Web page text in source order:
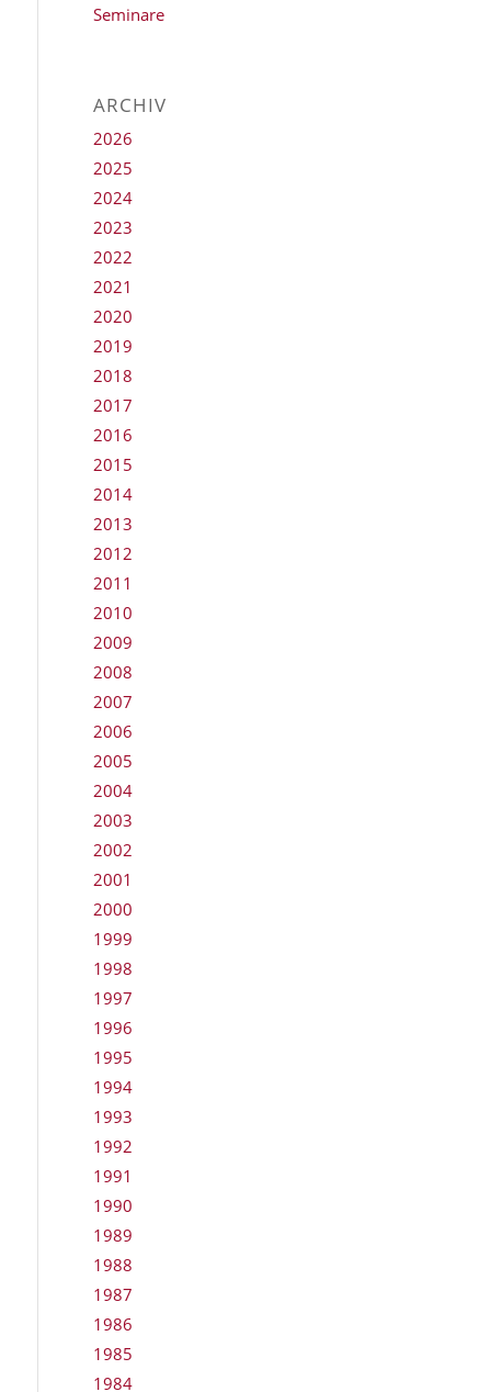
Seminare
ARCHIV
2026
2025
2024
2023
2022
2021
2020
2019
2018
2017
2016
2015
2014
2013
2012
2011
2010
2009
2008
2007
2006
2005
2004
2003
2002
2001
2000
1999
1998
1997
1996
1995
1994
1993
1992
1991
1990
1989
1988
1987
1986
1985
1984